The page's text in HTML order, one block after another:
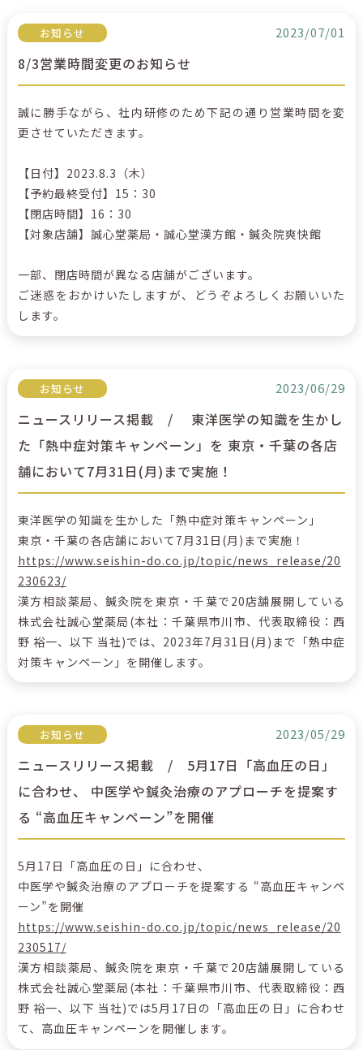
お知らせ 2023/07/01
8/3営業時間変更のお知らせ
誠に勝手ながら、社内研修のため下記の通り営業時間を変
更させていただきます。
【日付】2023.8.3（木）
【予約最終受付】15：30
【閉店時間】16：30
【対象店舗】誠心堂薬局・誠心堂漢方館・鍼灸院爽快館
一部、閉店時間が異なる店舗がございます。
ご迷惑をおかけいたしますが、どうぞよろしくお願いいた
します。
お知らせ 2023/06/29
ニュースリリース掲載 / 東洋医学の知識を生かし
た「熱中症対策キャンペーン」を 東京・千葉の各店
舗において7月31日(月)まで実施！
東洋医学の知識を生かした「熱中症対策キャンペーン」
東京・千葉の各店舗において7月31日(月)まで実施！
https://www.seishin-do.co.jp/topic/news_release/20
230623/
漢方相談薬局、鍼灸院を東京・千葉で20店舗展開している
株式会社誠心堂薬局(本社：千葉県市川市、代表取締役：西
野 裕一、以下 当社)では、2023年7月31日(月)まで「熱中症
対策キャンペーン」を開催します。
お知らせ 2023/05/29
ニュースリリース掲載 / 5月17日「高血圧の日」
に合わせ、 中医学や鍼灸治療のアプローチを提案す
る “高血圧キャンペーン”を開催
5月17日「高血圧の日」に合わせ、
中医学や鍼灸治療のアプローチを提案する “高血圧キャンペ
ーン”を開催
https://www.seishin-do.co.jp/topic/news_release/20
230517/
漢方相談薬局、鍼灸院を東京・千葉で20店舗展開している
株式会社誠心堂薬局(本社：千葉県市川市、代表取締役：西
野 裕一、以下 当社)では5月17日の「高血圧の日」に合わせ
て、高血圧キャンペーンを開催します。